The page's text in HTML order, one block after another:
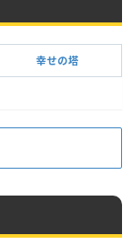
幸せの塔